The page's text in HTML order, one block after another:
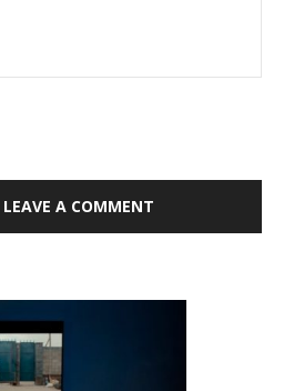
A COMMENT